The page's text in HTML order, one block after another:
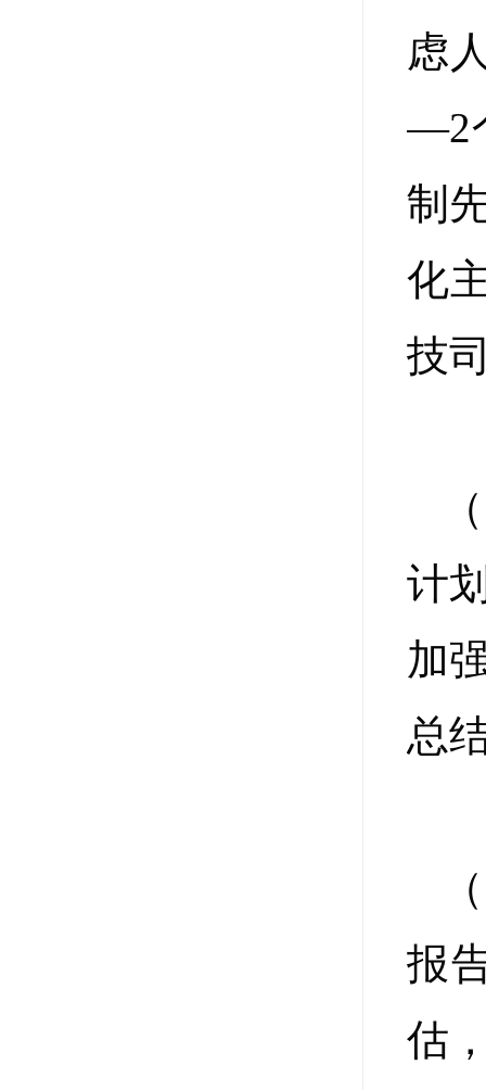
虑
—2
制
化
技
计
加
总
报
估